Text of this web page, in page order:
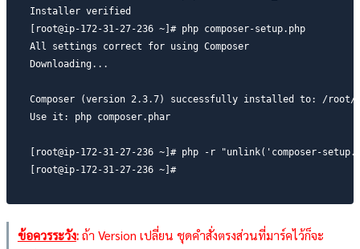
Installer verified
[root@ip-172-31-27-236 ~]# php composer-setup.php
All settings correct for using Composer
Downloading...
Composer (version 2.3.7) successfully installed to: /root/
Use it: php composer.phar
[root@ip-172-31-27-236 ~]# php -r "unlink('composer-
[root@ip-172-31-27-236 ~]#
ข้อควรระวัง:ถ้า Version เปลี่ยน ชุดคำสั่งตรงส่วนที่มาร์คไว้ก็จะ